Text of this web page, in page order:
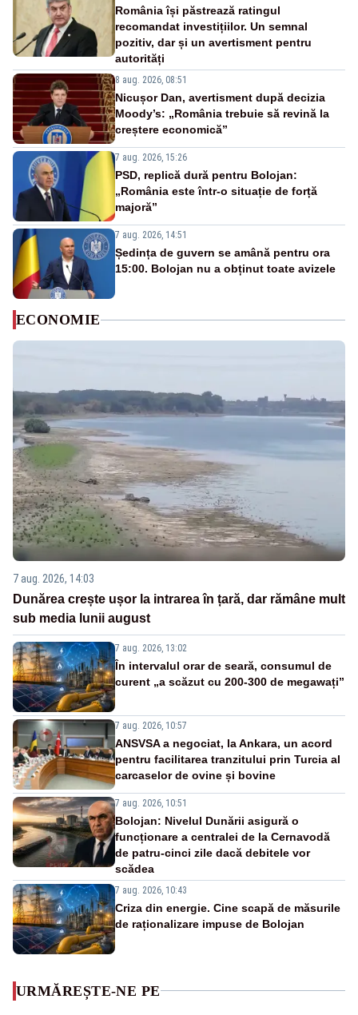
România își păstrează ratingul
recomandat investițiilor. Un semnal
pozitiv, dar și un avertisment pentru
autorități
8 aug. 2026, 08:51
Nicușor Dan, avertisment după decizia
Moody’s: „România trebuie să revină la
creștere economică”
7 aug. 2026, 15:26
PSD, replică dură pentru Bolojan:
„România este într-o situație de forță
majoră”
7 aug. 2026, 14:51
Ședința de guvern se amână pentru ora
15:00. Bolojan nu a obținut toate avizele
ECONOMIE
7 aug. 2026, 14:03
Dunărea crește ușor la intrarea în țară, dar rămâne mult
sub media lunii august
7 aug. 2026, 13:02
În intervalul orar de seară, consumul de
curent „a scăzut cu 200-300 de megawați”
7 aug. 2026, 10:57
ANSVSA a negociat, la Ankara, un acord
pentru facilitarea tranzitului prin Turcia al
carcaselor de ovine și bovine
7 aug. 2026, 10:51
Bolojan: Nivelul Dunării asigură o
funcționare a centralei de la Cernavodă
de patru-cinci zile dacă debitele vor
scădea
7 aug. 2026, 10:43
Criza din energie. Cine scapă de măsurile
de raționalizare impuse de Bolojan
URMĂREȘTE-NE PE